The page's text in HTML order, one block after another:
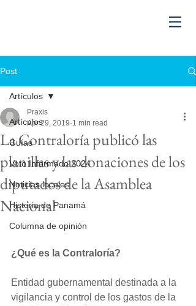
Post
Artículos
Guías
Voto Informado 2024
Noticias locales
Historia de Panamá
Columna de opinión
Artículos
La Contraloría publicó las
planillas y las donaciones de los
diputados de la Asamblea
Nacional
Praxis
Apr 29, 2019 1 min read
¿Qué es la Contraloría?
Entidad gubernamental destinada a la
vigilancia y control de los gastos de la